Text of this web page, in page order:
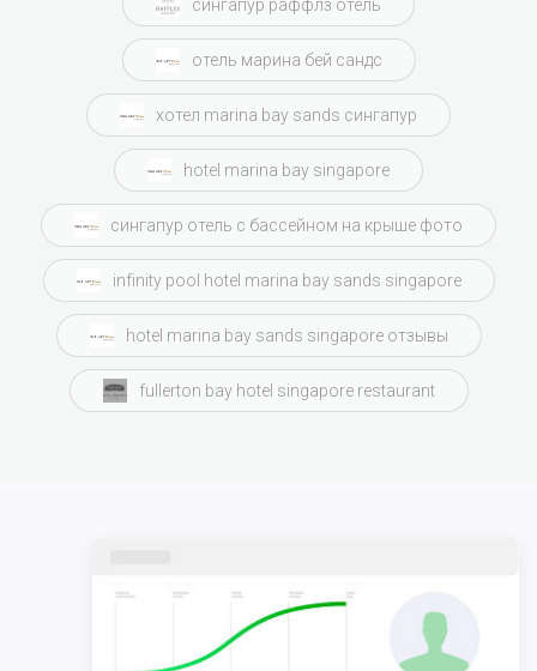
сингапур раффлз отель
отель марина бей сандс
хотел marina bay sands сингапур
hotel marina bay singapore
сингапур отель с бассейном на крыше фото
infinity pool hotel marina bay sands singapore
hotel marina bay sands singapore отзывы
fullerton bay hotel singapore restaurant